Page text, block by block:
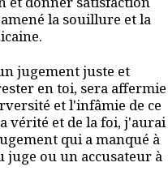
la souillure et la
jugement juste et
en toi, sera affermie
et l'infâmie de ce
vérité et de la foi, j'aurai
qui a manqué à
ou un accusateur à